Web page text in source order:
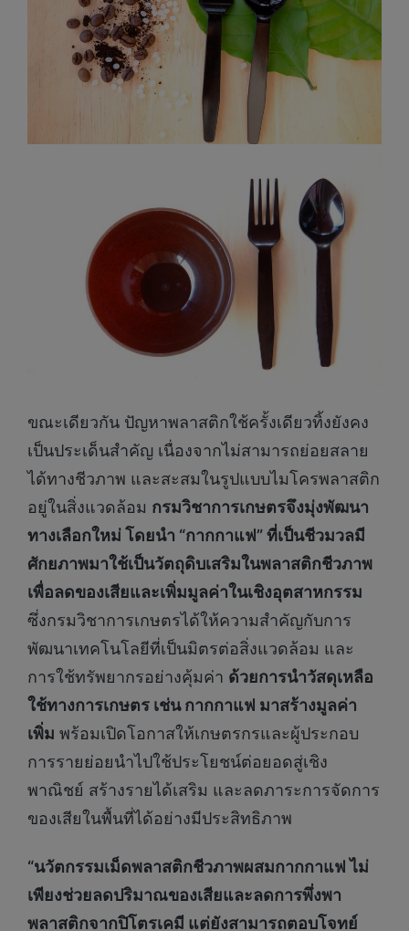
ขณะเดียวกัน ปัญหาพลาสติกใช้ครั้งเดียวทิ้งยังคง
เป็นประเด็นสำคัญ เนื่องจากไม่สามารถย่อยสลาย
ได้ทางชีวภาพ และสะสมในรูปแบบไมโครพลาสติก
อยู่ในสิ่งแวดล้อม กรมวิชาการเกษตรจึงมุ่งพัฒนา
ทางเลือกใหม่ โดยนำ “กากกาแฟ” ที่เป็นชีวมวลมี
ศักยภาพมาใช้เป็นวัตถุดิบเสริมในพลาสติกชีวภาพ
เพื่อลดของเสียและเพิ่มมูลค่าในเชิงอุตสาหกรรม
ซึ่งกรมวิชาการเกษตรได้ให้ความสำคัญกับการ
พัฒนาเทคโนโลยีที่เป็นมิตรต่อสิ่งแวดล้อม และ
การใช้ทรัพยากรอย่างคุ้มค่า ด้วยการนำวัสดุเหลือ
ใช้ทางการเกษตร เช่น กากกาแฟ มาสร้างมูลค่า
เพิ่ม พร้อมเปิดโอกาสให้เกษตรกรและผู้ประกอบ
การรายย่อยนำไปใช้ประโยชน์ต่อยอดสู่เชิง
พาณิชย์ สร้างรายได้เสริม และลดภาระการจัดการ
ของเสียในพื้นที่ได้อย่างมีประสิทธิภาพ
“นวัตกรรมเม็ดพลาสติกชีวภาพผสมกากกาแฟ ไม่
เพียงช่วยลดปริมาณของเสียและลดการพึ่งพา
พลาสติกจากปิโตรเคมี แต่ยังสามารถตอบโจทย์